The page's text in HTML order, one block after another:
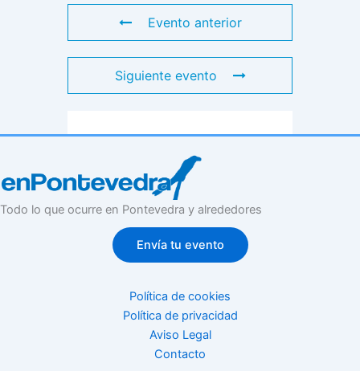
Evento anterior
Siguiente evento
Todo lo que ocurre en Pontevedra y alrededores
Envía tu evento
Política de cookies
Política de privacidad
Aviso Legal
Contacto